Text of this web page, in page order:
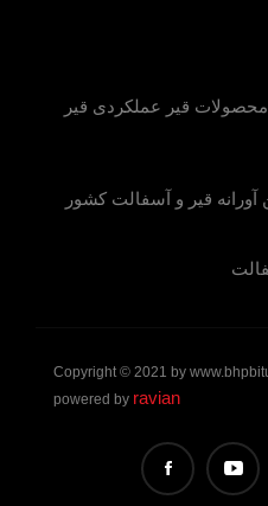
قیر عملکردی قیر
قیر و آسفالت کشور
Copyright © 2021 by
powered by ravian